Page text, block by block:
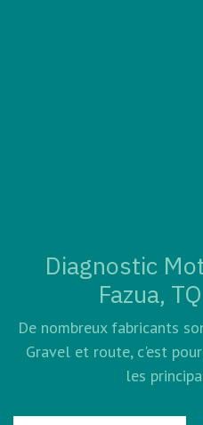
Diagnostic
Fazua,
De nombreux fabricants
Gravel et route, c'est
les